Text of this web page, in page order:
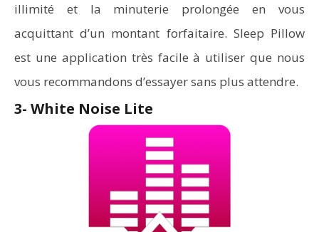
illimité et la minuterie prolongée en vous
acquittant d’un montant forfaitaire. Sleep Pillow
est une application très facile à utiliser que nous
vous recommandons d’essayer sans plus attendre.
3- White Noise Lite